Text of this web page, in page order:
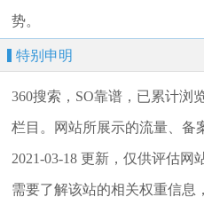
势。
特别申明
360搜索，SO靠谱，已累计浏
栏目。网站所展示的流量、备
2021-03-18 更新，仅供评估
需要了解该站的相关权重信息